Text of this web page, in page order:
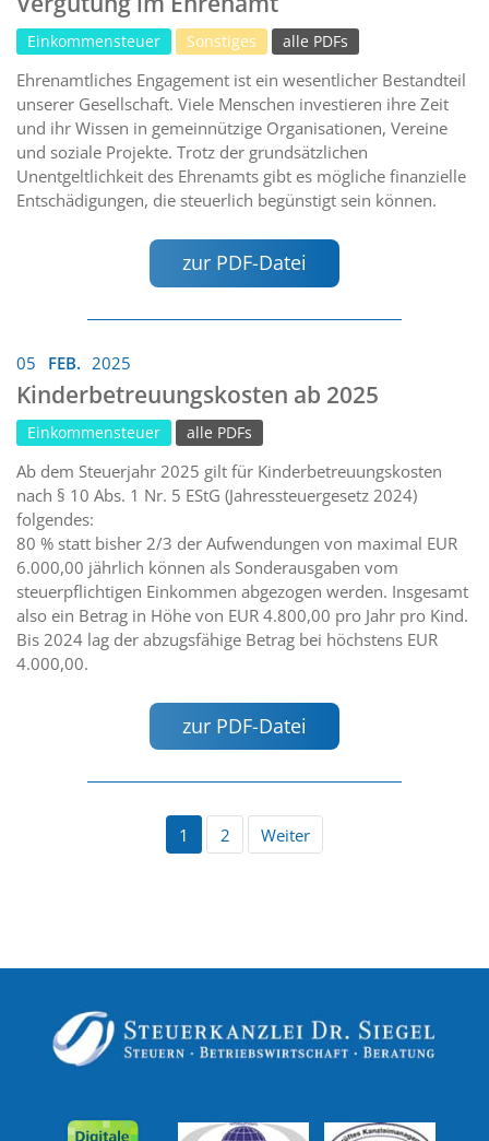
Einkommensteuer Sonstiges alle PDFs
Ehrenamtliches Engagement ist ein wesentlicher Bestandteil
unserer Gesellschaft. Viele Menschen investieren ihre Zeit
und ihr Wissen in gemeinnützige Organisationen, Vereine
und soziale Projekte. Trotz der grundsätzlichen
Unentgeltlichkeit des Ehrenamts gibt es mögliche finanzielle
Entschädigungen, die steuerlich begünstigt sein können.
zur PDF-Datei
05 FEB. 2025
Kinderbetreuungskosten ab 2025
Einkommensteuer alle PDFs
Ab dem Steuerjahr 2025 gilt für Kinderbetreuungskosten
nach § 10 Abs. 1 Nr. 5 EStG (Jahressteuergesetz 2024)
folgendes:
80 % statt bisher 2/3 der Aufwendungen von maximal EUR
6.000,00 jährlich können als Sonderausgaben vom
steuerpflichtigen Einkommen abgezogen werden. Insgesamt
also ein Betrag in Höhe von EUR 4.800,00 pro Jahr pro Kind.
Bis 2024 lag der abzugsfähige Betrag bei höchstens EUR
4.000,00.
zur PDF-Datei
1 2 Weiter